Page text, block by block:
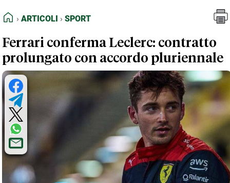
FEED RSS
NORMATIVE DEONTOLOGICHE
TERMINI e CONDIZIONI
HOME
ARTICOLI SPORT
Ferrari conferma Leclerc: contratto
prolungato con accordo pluriennale